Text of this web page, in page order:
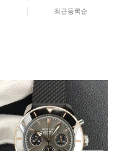
최근등록순